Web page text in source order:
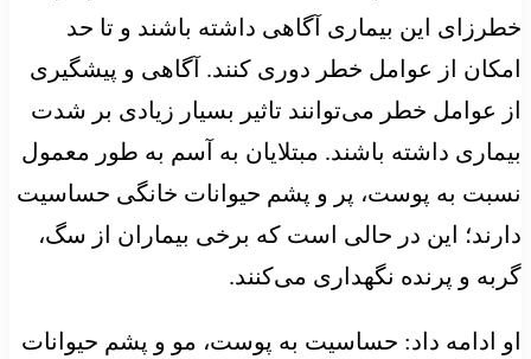
خطرزای این بیماری آگاهی داشته‌ باشند و تا حد
امکان از عوامل خطر دوری کنند. آگاهی و پیشگیری
از عوامل خطر می‌توانند تاثیر بسیار زیادی بر شدت
بیماری داشته باشند. مبتلایان به آسم به طور معمول
نسبت به پوست، پر و پشم حیوانات خانگی حساسیت
دارند؛ این در حالی است که برخی بیماران از سگ،
گربه و پرنده نگهداری می‌کنند.
او ادامه داد: حساسیت به پوست، مو و پشم حیوانات